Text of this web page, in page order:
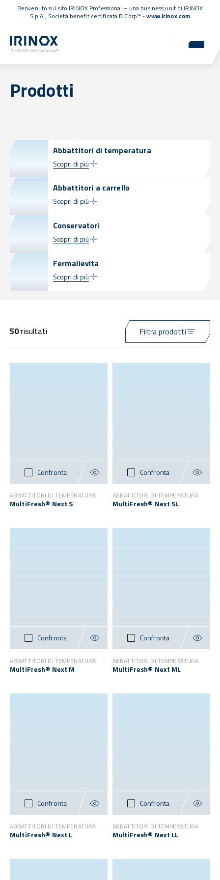
Benvenuto sul sito IRINOX Professional – una business unit di IRINOX
S.p.A., Società benefit certificata B Corp™ -www.irinox.com
Prodotti
Abbattitori di temperatura
Scopri di più
Abbattitori a carrello
Scopri di più
Conservatori
Scopri di più
Fermalievita
Scopri di più
50risultati Filtra prodotti
Confronta
ABBATTITORI DI TEMPERATURA
MultiFresh® Next S
Confronta
ABBATTITORI DI TEMPERATURA
MultiFresh® Next SL
Confronta
ABBATTITORI DI TEMPERATURA
MultiFresh® Next M
Confronta
ABBATTITORI DI TEMPERATURA
MultiFresh® Next ML
Confronta
ABBATTITORI DI TEMPERATURA
MultiFresh® Next L
Confronta
ABBATTITORI DI TEMPERATURA
MultiFresh® Next LL